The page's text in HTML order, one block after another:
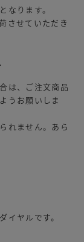
なります。
させていただき
は、ご注文商品
うお願いしま
れません。あら
ヤルです。